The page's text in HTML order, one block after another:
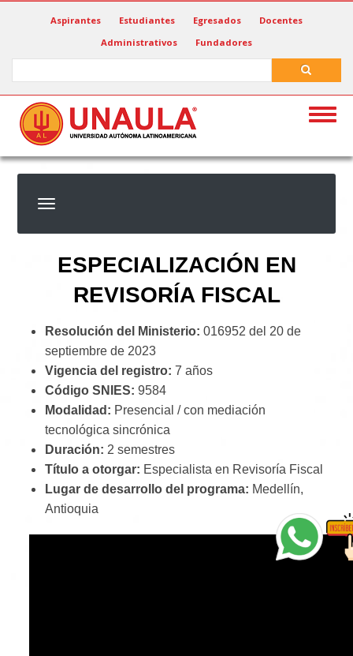
Aspirantes Estudiantes Egresados
Docentes
Administrativos
Fundadores
ESPECIALIZACIÓN EN
REVISORÍA FISCAL
Resolución del Ministerio: 016952 del 20 de
septiembre de 2023
Vigencia del registro: 7 años
Código SNIES:9584
Modalidad: Presencial / con mediación
tecnológica sincrónica
Duración: 2 semestres
Título a otorgar: Especialista en Revisoría Fiscal
Lugar de desarrollo del programa: Medellín,
Antioquia